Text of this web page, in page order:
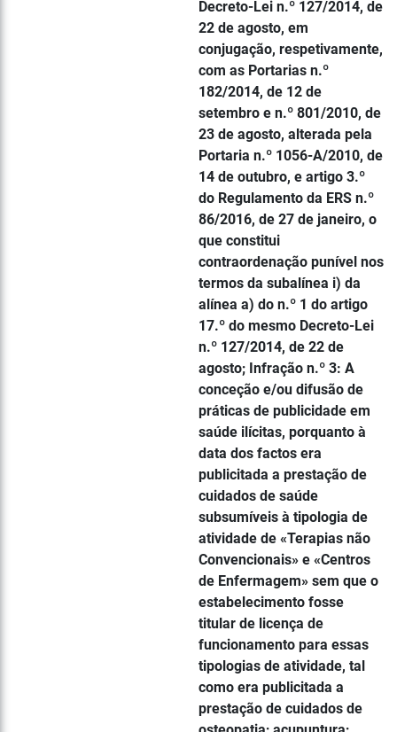
Decreto-Lei n.º 127/2014, de
22 de agosto, em
conjugação, respetivamente,
com as Portarias n.º
182/2014, de 12 de
setembro e n.º 801/2010, de
23 de agosto, alterada pela
Portaria n.º 1056-A/2010, de
14 de outubro, e artigo 3.º
do Regulamento da ERS n.º
86/2016, de 27 de janeiro, o
que constitui
contraordenação punível nos
termos da subalínea i) da
alínea a) do n.º 1 do artigo
17.º do mesmo Decreto-Lei
n.º 127/2014, de 22 de
agosto; Infração n.º 3: A
conceção e/ou difusão de
práticas de publicidade em
saúde ilícitas, porquanto à
data dos factos era
publicitada a prestação de
cuidados de saúde
subsumíveis à tipologia de
atividade de «Terapias não
Convencionais» e «Centros
de Enfermagem» sem que o
estabelecimento fosse
titular de licença de
funcionamento para essas
tipologias de atividade, tal
como era publicitada a
prestação de cuidados de